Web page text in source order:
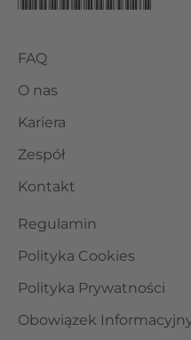
FAQ
O nas
Kariera
Zespół
Kontakt
Regulamin
Polityka Cookies
Polityka Prywatności
Obowiązek